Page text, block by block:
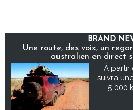
BRAND
Une route, des voix, un
australien en direct
À partir
suivra
5 000